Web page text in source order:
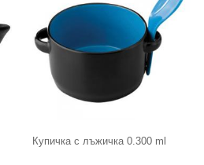
Купичка с лъжичка 0.300 ml